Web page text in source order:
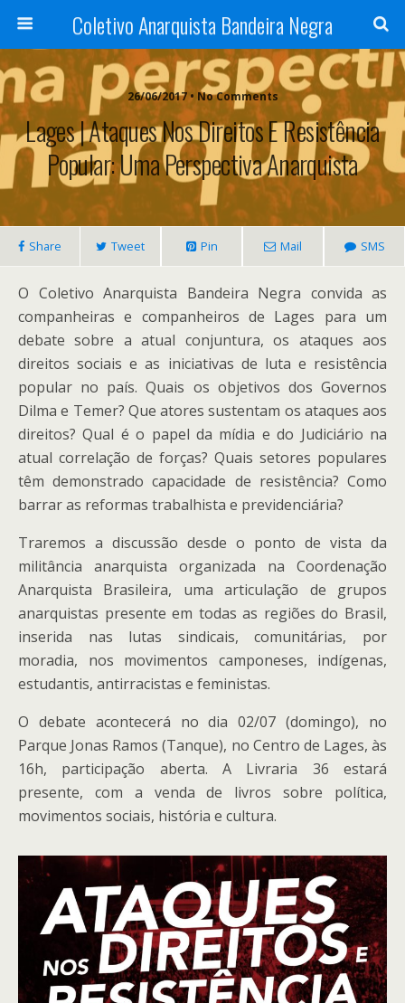
Coletivo Anarquista Bandeira Negra
26/06/2017 • No Comments
Lages | Ataques Nos Direitos E Resistência
Popular: Uma Perspectiva Anarquista
Share Tweet Pin Mail SMS
O Coletivo Anarquista Bandeira Negra convida as
companheiras e companheiros de Lages para um
debate sobre a atual conjuntura, os ataques aos
direitos sociais e as iniciativas de luta e resistência
popular no país. Quais os objetivos dos Governos
Dilma e Temer? Que atores sustentam os ataques aos
direitos? Qual é o papel da mídia e do Judiciário na
atual correlação de forças? Quais setores populares
têm demonstrado capacidade de resistência? Como
barrar as reformas trabalhista e previdenciária?
Traremos a discussão desde o ponto de vista da
militância anarquista organizada na Coordenação
Anarquista Brasileira, uma articulação de grupos
anarquistas presente em todas as regiões do Brasil,
inserida nas lutas sindicais, comunitárias, por
moradia, nos movimentos camponeses, indígenas,
estudantis, antirracistas e feministas.
O debate acontecerá no dia 02/07 (domingo), no
Parque Jonas Ramos (Tanque), no Centro de Lages, às
16h, participação aberta. A Livraria 36 estará
presente, com a venda de livros sobre política,
movimentos sociais, história e cultura.